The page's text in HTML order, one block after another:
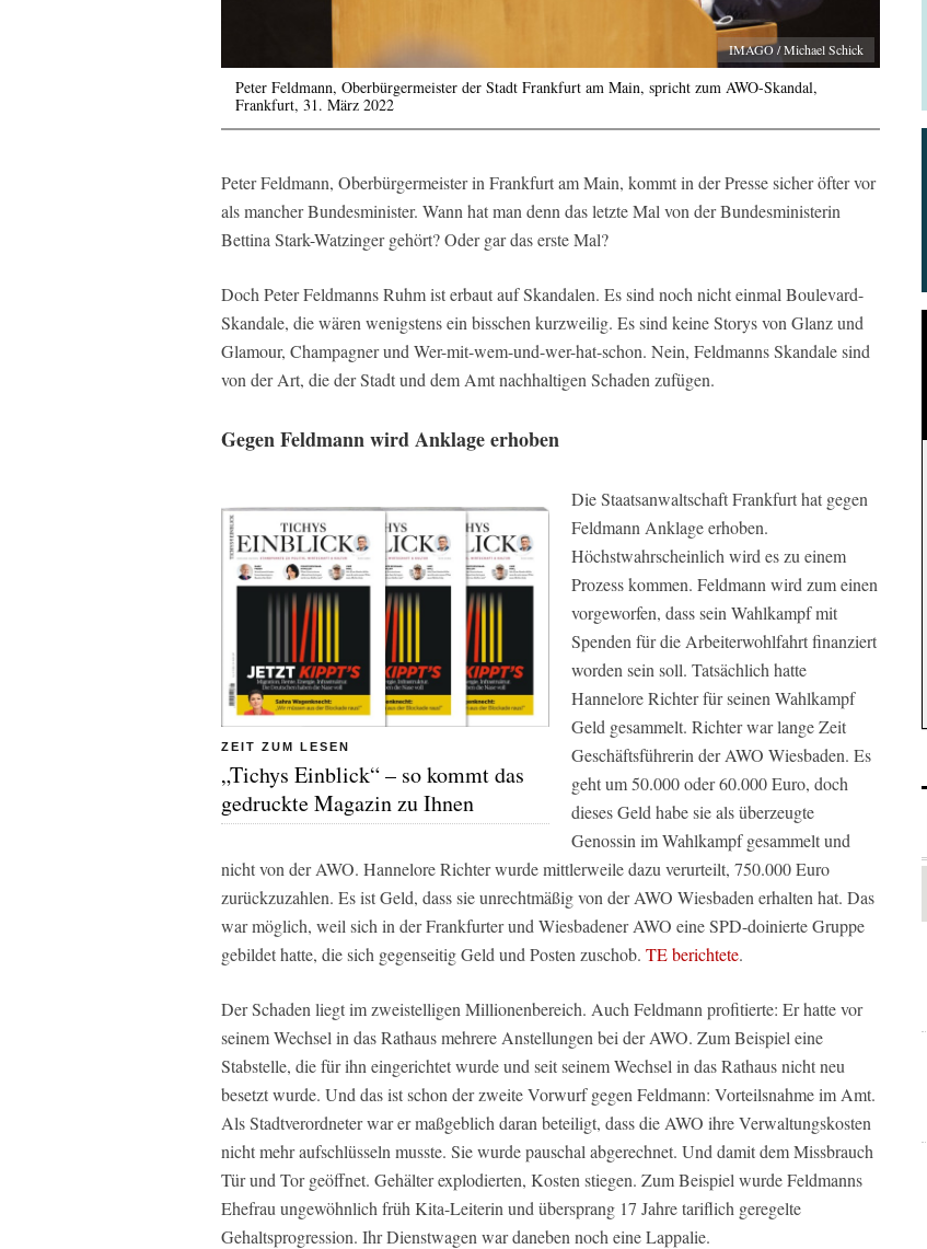
IMAGO / Michael Schick
Peter Feldmann, Oberbürgermeister der Stadt Frankfurt am Main, spricht zum AWO-Skandal,
Frankfurt, 31. März 2022
Peter Feldmann, Oberbürgermeister in Frankfurt am Main, kommt in der Presse sicher öfter vor
als mancher Bundesminister. Wann hat man denn das letzte Mal von der Bundesministerin
Bettina Stark-Watzinger gehört? Oder gar das erste Mal?
Doch Peter Feldmanns Ruhm ist erbaut auf Skandalen. Es sind noch nicht einmal Boulevard-
Skandale, die wären wenigstens ein bisschen kurzweilig. Es sind keine Storys von Glanz und
Glamour, Champagner und Wer-mit-wem-und-wer-hat-schon. Nein, Feldmanns Skandale sind
von der Art, die der Stadt und dem Amt nachhaltigen Schaden zufügen.
Gegen Feldmann wird Anklage erhoben
ZEIT ZUM LESEN
„Tichys Einblick“ – so kommt das
gedruckte Magazin zu Ihnen
Die Staatsanwaltschaft Frankfurt hat gegen
Feldmann Anklage erhoben.
Höchstwahrscheinlich wird es zu einem
Prozess kommen. Feldmann wird zum einen
vorgeworfen, dass sein Wahlkampf mit
Spenden für die Arbeiterwohlfahrt finanziert
worden sein soll. Tatsächlich hatte
Hannelore Richter für seinen Wahlkampf
Geld gesammelt. Richter war lange Zeit
Geschäftsführerin der AWO Wiesbaden. Es
geht um 50.000 oder 60.000 Euro, doch
dieses Geld habe sie als überzeugte
Genossin im Wahlkampf gesammelt und
nicht von der AWO. Hannelore Richter wurde mittlerweile dazu verurteilt, 750.000 Euro
zurückzuzahlen. Es ist Geld, dass sie unrechtmäßig von der AWO Wiesbaden erhalten hat. Das
war möglich, weil sich in der Frankfurter und Wiesbadener AWO eine SPD-doinierte Gruppe
gebildet hatte, die sich gegenseitig Geld und Posten zuschob. TE berichtete.
Der Schaden liegt im zweistelligen Millionenbereich. Auch Feldmann profitierte: Er hatte vor
seinem Wechsel in das Rathaus mehrere Anstellungen bei der AWO. Zum Beispiel eine
Stabstelle, die für ihn eingerichtet wurde und seit seinem Wechsel in das Rathaus nicht neu
besetzt wurde. Und das ist schon der zweite Vorwurf gegen Feldmann: Vorteilsnahme im Amt.
Als Stadtverordneter war er maßgeblich daran beteiligt, dass die AWO ihre Verwaltungskosten
nicht mehr aufschlüsseln musste. Sie wurde pauschal abgerechnet. Und damit dem Missbrauch
Tür und Tor geöffnet. Gehälter explodierten, Kosten stiegen. Zum Beispiel wurde Feldmanns
Ehefrau ungewöhnlich früh Kita-Leiterin und übersprang 17 Jahre tariflich geregelte
Gehaltsprogression. Ihr Dienstwagen war daneben noch eine Lappalie.